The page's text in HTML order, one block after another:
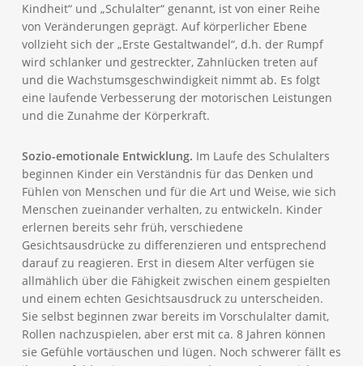
Kindheit“ und „Schulalter“ genannt, ist von einer Reihe
von Veränderungen geprägt. Auf körperlicher Ebene
vollzieht sich der „Erste Gestaltwandel“, d.h. der Rumpf
wird schlanker und gestreckter, Zahnlücken treten auf
und die Wachstumsgeschwindigkeit nimmt ab. Es folgt
eine laufende Verbesserung der motorischen Leistungen
und die Zunahme der Körperkraft.
Sozio-emotionale Entwicklung. Im Laufe des Schulalters
beginnen Kinder ein Verständnis für das Denken und
Fühlen von Menschen und für die Art und Weise, wie sich
Menschen zueinander verhalten, zu entwickeln. Kinder
erlernen bereits sehr früh, verschiedene
Gesichtsausdrücke zu differenzieren und entsprechend
darauf zu reagieren. Erst in diesem Alter verfügen sie
allmählich über die Fähigkeit zwischen einem gespielten
und einem echten Gesichtsausdruck zu unterscheiden.
Sie selbst beginnen zwar bereits im Vorschulalter damit,
Rollen nachzuspielen, aber erst mit ca. 8 Jahren können
sie Gefühle vortäuschen und lügen. Noch schwerer fällt es